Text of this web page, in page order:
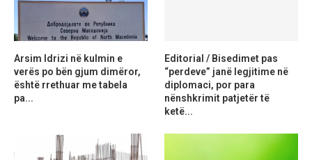
Arsim Idrizi në kulmin e
verës po bën gjum dimëror,
është rrethuar me tabela
pa...
Editorial / Bisedimet pas
“perdeve” janë legjitime në
diplomaci, por para
nënshkrimit patjetër të
ketë...